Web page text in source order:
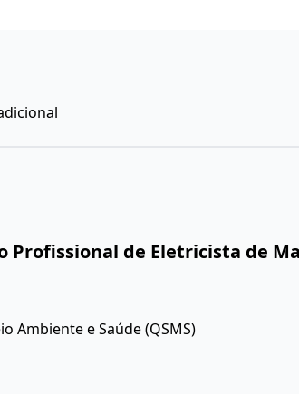
Profissional de Eletricista de
Ambiente e Saúde (QSMS)